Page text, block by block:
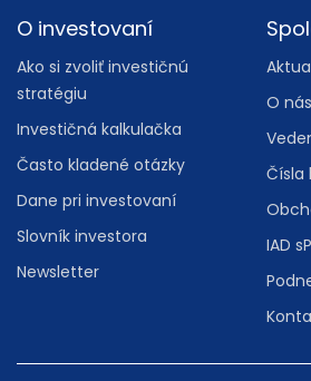
O investovaní
Ako si zvoliť investičnú
stratégiu
Investičná kalkulačka
Často kladené otázky
Dane pri investovaní
Slovník investora
Newsletter
O nás
Čísla
IAD